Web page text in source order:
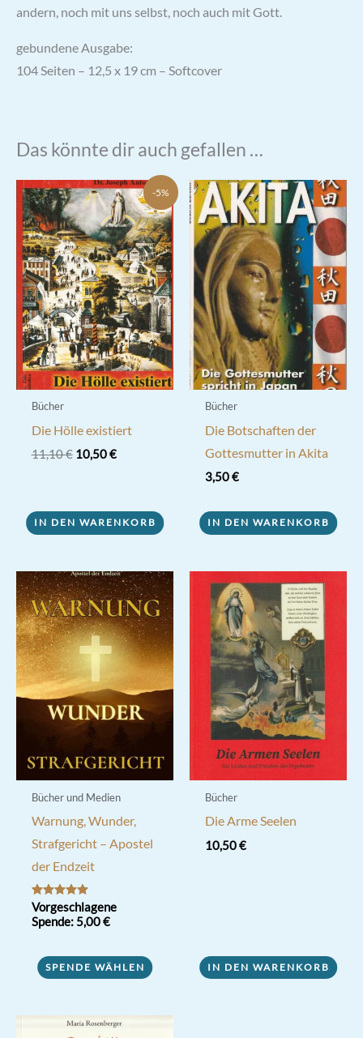
andern, noch mit uns selbst, noch auch mit Gott.
gebundene Ausgabe:
104 Seiten – 12,5 x 19 cm – Softcover
Das könnte dir auch gefallen …
-5%
Bücher
Die Hölle existiert
11,10€ Ursprünglicher
10,50€Aktueller
IN DEN WARENKORB
Bücher
Die Botschaften der
Gottesmutter in Akita
3,50€
IN DEN WARENKORB
Bücher und Medien
Warnung, Wunder,
Strafgericht – Apostel
der Endzeit
Bewertet mit
5.00
von 5
Vorgeschlagene
Spende: 5,00€
SPENDE WÄHLEN
Bücher
Die Arme Seelen
10,50€
IN DEN WARENKORB